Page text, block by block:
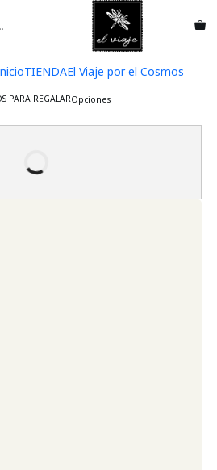
TIENDAEl Viaje por el Cosmos
PARA REGALAROpciones